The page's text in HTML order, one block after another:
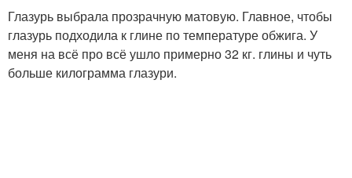
Глазурь выбрала прозрачную матовую. Главное, чтобы
глазурь подходила к глине по температуре обжига. У
меня на всё про всё ушло примерно 32 кг. глины и чуть
больше килограмма глазури.